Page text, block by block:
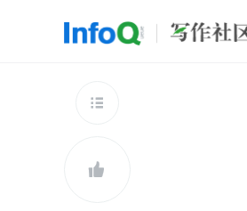
查看更多

